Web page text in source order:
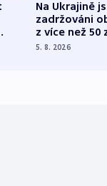
Na Ukrajině
zadržováni
z více než 50
Bojovali na
5. 8. 2026